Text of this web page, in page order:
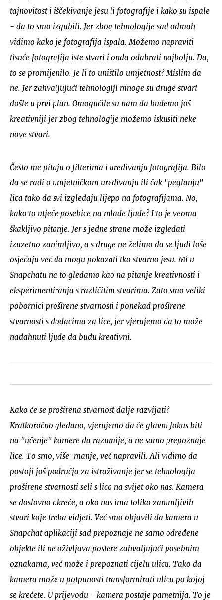
tajnovitost i iščekivanje jesu li fotografije i kako su ispale
- da to smo izgubili. Jer zbog tehnologije sad odmah
vidimo kako je fotografija ispala. Možemo napraviti
tisuće fotografija iste stvari i onda odabrati najbolju. Da,
to se promijenilo. Je li to uništilo umjetnost? Mislim da
ne. Jer zahvaljujući tehnologiji mnoge su druge stvari
došle u prvi plan. Omogućile su nam da budemo još
kreativniji jer zbog tehnologije možemo iskusiti neke
nove stvari.
Često me pitaju o filterima i uređivanju fotografija. Bilo
da se radi o umjetničkom uređivanju ili čak "peglanju"
lica tako da svi izgledaju lijepo na fotografijama. No,
kako to utječe posebice na mlade ljude? I to je veoma
škakljivo pitanje. Jer s jedne strane može izgledati
izuzetno zanimljivo, a s druge ne želimo da se ljudi loše
osjećaju već da mogu pokazati tko stvarno jesu. Mi u
Snapchatu na to gledamo kao na pitanje kreativnosti i
eksperimentiranja s različitim stvarima. Zato smo veliki
pobornici proširene stvarnosti i ponekad proširene
stvarnosti s dodacima za lice, jer vjerujemo da to može
nadahnuti ljude da budu kreativni.
Kako će se proširena stvarnost dalje razvijati?
Kratkoročno gledano, vjerujemo da će glavni fokus biti
na "učenje" kamere da razumije, a ne samo prepoznaje
lice. To smo, više-manje, već napravili. Ali vidimo da
postoji još područja za istraživanje jer se tehnologija
proširene stvarnosti seli s lica na svijet oko nas. Kamera
se doslovno okreće, a oko nas ima toliko zanimljivih
stvari koje treba vidjeti. Već smo objavili da kamera u
Snapchat aplikaciji sad prepoznaje ne samo određene
objekte ili ne oživljava postere zahvaljujući posebnim
oznakama, već može i prepoznati cijelu ulicu. Tako da
kamera može u potpunosti transformirati ulicu po kojoj
se krećete. U prijevodu - kamera postaje pametnija. To je